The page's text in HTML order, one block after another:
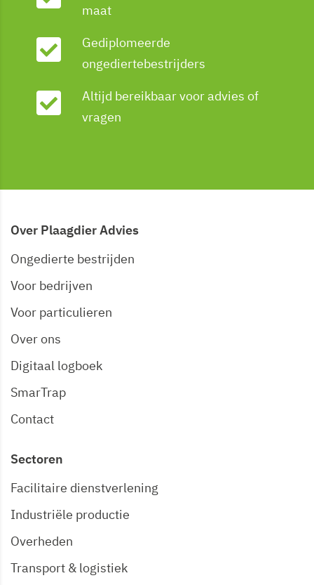
maat
Gediplomeerde
ongediertebestrijders
Altijd bereikbaar voor advies of
vragen
Over Plaagdier Advies
Ongedierte bestrijden
Voor bedrijven
Voor particulieren
Over ons
Digitaal logboek
SmarTrap
Contact
Sectoren
Facilitaire dienstverlening
Industriële productie
Overheden
Transport & logistiek